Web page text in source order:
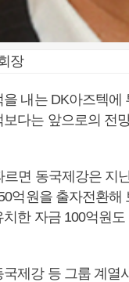
장
내는 DK아즈텍
다는 앞으로의 전
르면 동국제강은 지
억원을 출자전환
한 자금 100억원
제강 등 그룹 계열